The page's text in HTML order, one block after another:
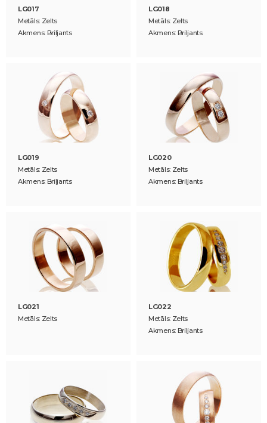
LG017
Metāls: Zelts
Akmens: Briljants
LG018
Metāls: Zelts
Akmens: Briljants
LG019
Metāls: Zelts
Akmens: Briljants
LG020
Metāls: Zelts
Akmens: Briljants
LG021
Metāls: Zelts
LG022
Metāls: Zelts
Akmens: Briljants